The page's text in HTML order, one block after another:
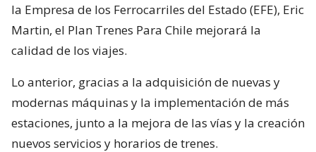
la Empresa de los Ferrocarriles del Estado (EFE), Eric
Martin, el Plan Trenes Para Chile mejorará la
calidad de los viajes.
Lo anterior, gracias a la adquisición de nuevas y
modernas máquinas y la implementación de más
estaciones, junto a la mejora de las vías y la creación
nuevos servicios y horarios de trenes.